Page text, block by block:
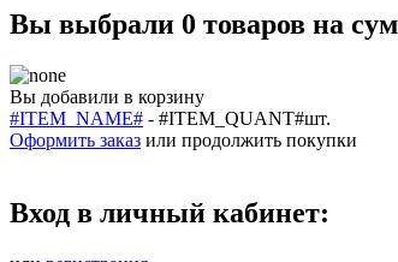
Вы выбрали 0 товаров на
Вы добавили в корзину
#ITEM_NAME# - #ITEM_QUANT#шт.
Оформить заказ или продолжить покупки
Вход в личный кабинет: